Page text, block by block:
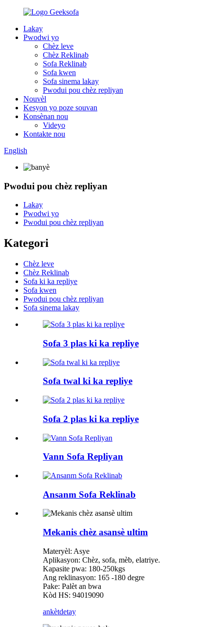
Lakay
Pwodwi yo
Chèz leve
Chèz Reklinab
Sofa Reklinab
Sofa kwen
Sofa sinema lakay
Pwodui pou chèz repliyan
Nouvèl
Kesyon yo poze souvan
Konsènan nou
Videyo
Kontakte nou
English
Pwodui pou chèz repliyan
Lakay
Pwodwi yo
Pwodui pou chèz repliyan
Kategori
Chèz leve
Chèz Reklinab
Sofa ki ka repliye
Sofa kwen
Pwodui pou chèz repliyan
Sofa sinema lakay
Sofa 3 plas ki ka repliye
Sofa twal ki ka repliye
Sofa 2 plas ki ka repliye
Vann Sofa Repliyan
Ansanm Sofa Reklinab
Mekanis chèz asansè ultim
Materyèl: Asye
Aplikasyon: Chèz, sofa, mèb, elatriye.
Kapasite pwa: 180-250kgs
Ang reklinasyon: 165 -180 degre
Pake: Palèt an bwa
Kòd HS: 94019090
ankètdetay